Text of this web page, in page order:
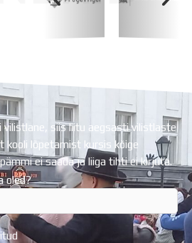
vilistlane, siis liitu aegsasti vilistlaste
kooli lõpetamist kursis kõige
ei saada ja liiga tihti ei kirjuta.
oled?